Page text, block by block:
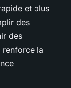
et plus
des
des
renforce la